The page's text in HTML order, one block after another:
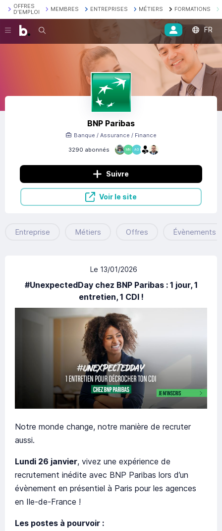
OFFRES
D'EMPLOI
MEMBRES ENTREPRISES MÉTIERS FORMATIONS
Recherche FR
BNP Paribas
3290 abonnés MN AG
Banque / Assurance / Finance
Suivre
Voir le site
Entreprise Métiers Offres Évènements
Le 13/01/2026
#UnexpectedDay chez BNP Paribas : 1 jour, 1
entretien, 1 CDI !
Notre monde change, notre manière de recruter
aussi.
Lundi 26 janvier, vivez une expérience de
recrutement inédite avec BNP Paribas lors d’un
évènement en présentiel à Paris pour les agences
en Ile-de-France !
Les postes à pourvoir :